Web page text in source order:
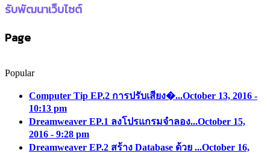
รับพัฒนาเว็บไซต์
Page
Popular
Computer Tip EP.2 การปรับเสียง�...October 13, 2016 -
10:13 pm
Dreamweaver EP.1 ลงโปรแกรมจำลอง...October 15,
2016 - 9:28 pm
Dreamweaver EP.2 สร้าง Database ด้วย ...October 16,